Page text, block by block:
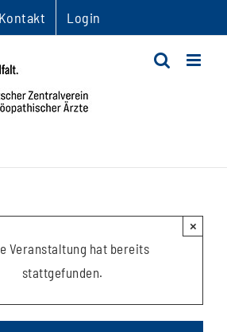
Kontakt Login
Veranstaltung hat bereits
stattgefunden.
×